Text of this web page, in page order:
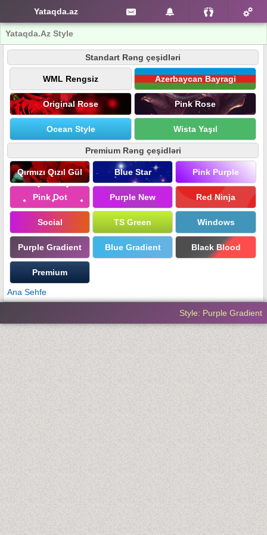
Yataqda.az
Yataqda.Az Style
Standart Rəng çeşidləri
WML Rengsiz Azerbaycan Bayragi
Original Rose Pink Rose
Ocean Style Wista Yaşıl
Premium Rəng çeşidləri
Qırmızı Qızıl Gül Blue Star Pink Purple
Pink Dot Purple New Red Ninja
Social TS Green Windows
Purple Gradient Blue Gradient Black Blood
Premium
Ana Sehfe
Style: Purple Gradient